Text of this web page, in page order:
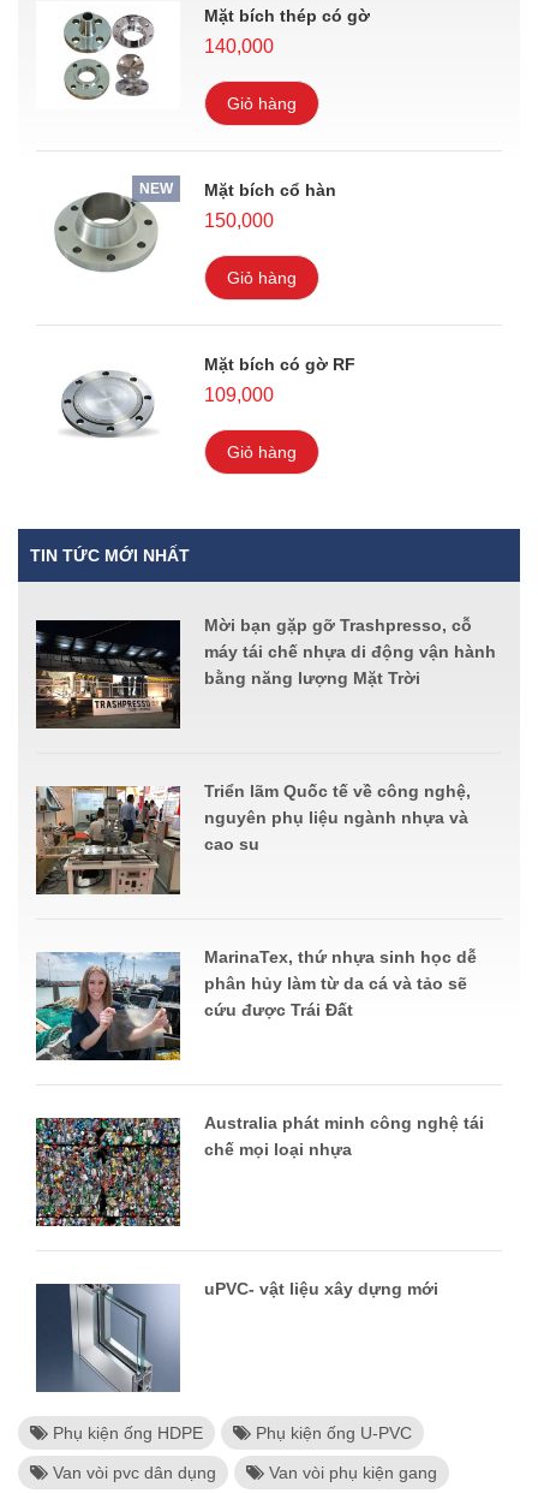
Mặt bích thép có gờ
140,000
Giỏ hàng
NEW Mặt bích cổ hàn
150,000
Giỏ hàng
Mặt bích có gờ RF
109,000
Giỏ hàng
TIN TỨC MỚI NHẤT
Mời bạn gặp gỡ Trashpresso, cỗ
máy tái chế nhựa di động vận hành
bằng năng lượng Mặt Trời
Triển lãm Quốc tế về công nghệ,
nguyên phụ liệu ngành nhựa và
cao su
MarinaTex, thứ nhựa sinh học dễ
phân hủy làm từ da cá và tảo sẽ
cứu được Trái Đất
Australia phát minh công nghệ tái
chế mọi loại nhựa
uPVC- vật liệu xây dựng mới
Phụ kiện ống HDPE Phụ kiện ống U-PVC
Van vòi pvc dân dụng Van vòi phụ kiện gang